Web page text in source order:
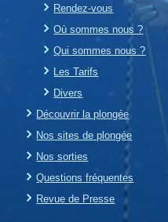
Rendez-vous
Où sommes nous ?
Qui sommes nous ?
Les Tarifs
Divers
Découvrir la plongée
Nos sites de plongée
Nos sorties
Questions fréquentes
Revue de Presse